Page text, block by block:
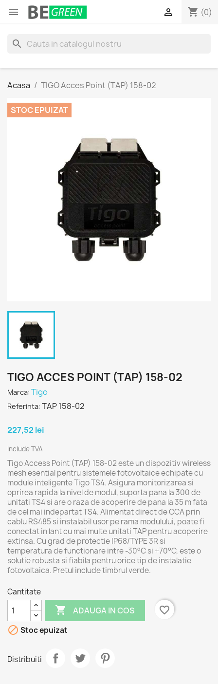
 shopping_cart (0)

search
Acasa TIGO Acces Point (TAP) 158-02
STOC EPUIZAT
TIGO ACCES POINT (TAP) 158-02
Marca: Tigo
Referinta: TAP 158-02
227,52 lei
Include TVA
Tigo Access Point (TAP) 158-02 este un dispozitiv wireless
mesh esential pentru sistemele fotovoltaice echipate cu
module inteligente Tigo TS4. Asigura monitorizarea si
oprirea rapida la nivel de modul, suporta pana la 300 de
unitati TS4 si are o raza de acoperire de pana la 35 m fata
de cel mai indepartat TS4. Alimentat direct de CCA prin
cablu RS485 si instalabil usor pe rama modulului, poate fi
conectat in lant cu mai multe unitati TAP pentru acoperire
extinsa. Cu grad de protectie IP68/TYPE 3R si
temperatura de functionare intre -30°C si +70°C, este o
solutie robusta si fiabila pentru orice tip de instalatie
fotovoltaica. Pretul include timbrul verde.
Cantitate
 ADAUGA IN COS
favorite_border
 Stoc epuizat
Distribuiti